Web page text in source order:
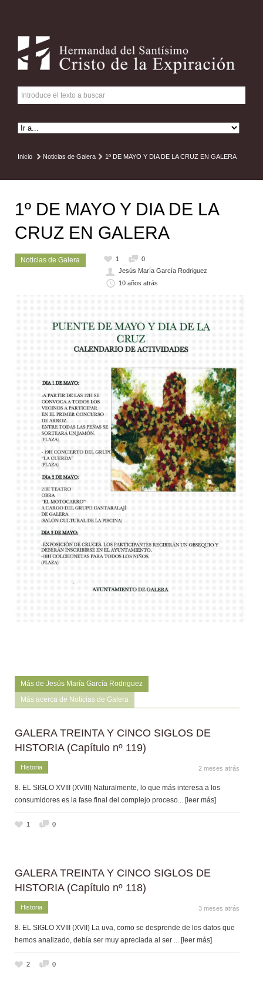
Inicio Noticias de Galera 1º DE MAYO Y DIA DE LA CRUZ EN GALERA
1º DE MAYO Y DIA DE LA
CRUZ EN GALERA
Noticias de Galera 1
0
Jesús María García Rodriguez
10 años atrás
Más de Jesús María García Rodriguez
Más acerca de Noticias de Galera
GALERA TREINTA Y CINCO SIGLOS DE
HISTORIA (Capítulo nº 119)
Historia 2 meses atrás
8. EL SIGLO XVIII (XVIII) Naturalmente, lo que más interesa a los
consumidores es la fase final del complejo proceso... [leer más]
1 0
GALERA TREINTA Y CINCO SIGLOS DE
HISTORIA (Capítulo nº 118)
Historia 3 meses atrás
8. EL SIGLO XVIII (XVII) La uva, como se desprende de los datos que
hemos analizado, debía ser muy apreciada al ser ... [leer más]
2 0